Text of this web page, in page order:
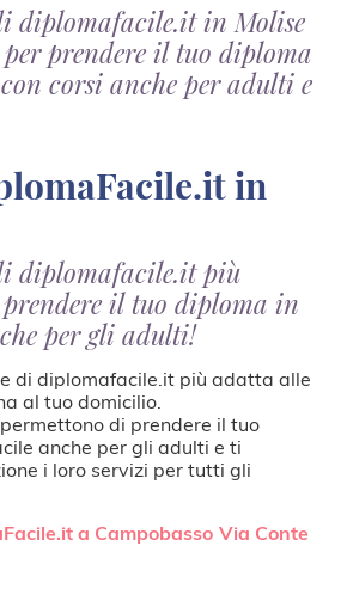
diplomafacile.it in Molise
prendere il tuo diploma
corsi anche per adulti e
diplomafacile.it più
il tuo diploma in
per gli adulti!
di diplomafacile.it più adatta alle
al tuo domicilio.
di prendere il tuo
anche per gli adulti e ti
i loro servizi per tutti gli
a Campobasso Via Conte